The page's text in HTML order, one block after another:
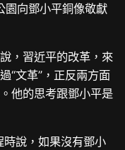
園向鄧小平銅像敬獻
，習近平的改革，來
“文革”，正反兩方面
他的思考跟鄧小平是
說，如果沒有鄧小